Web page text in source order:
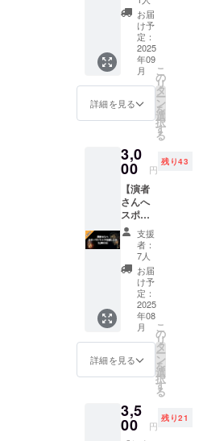
ビューでき
るように全
力を注いで
まいりま
す。皆様の
より一層の
ますようよ
ろしくお願
い申し上げ
の夜」
への純
粋なご
支援
に、心
より感
謝いた
しま
スはい
らな
だ、こ
の挑戦
を応援
した
い。そ
んな尊
いお気
持ち
に、深
く敬意
を表し
ます。
このリ
ターン
支援へ
の感謝
の気持
さんへ
応援
メッ
セー
ジ】 舞
台「花
火大会
の夜」
に出演
演者さ
んを応
援した
い！と
いう素
敵な方
へ 出演
する演
者さん
への純
粋なご
支援
に、心
より感
謝いた
しま
す。 モ
らな
い。た
お届
け予
定：
2025
年09
月
詳細を見る
こ
の
リ
タ
ー
ン
を
選
択
す
る
3,0
00 円
残り43
【演者
さんへ
スポー
ツドリ
ンクを
差し入
れ】 舞
台「花
火大会
の夜」
に出演
する宮
崎県の
演者さ
んを応
いう素
敵な方
へ 出演
支援
者：
7人
お届
け予
定：
2025
年08
月
詳細を見る
こ
の
リ
タ
ー
ン
を
選
択
す
る
3,5
00 円
残り21